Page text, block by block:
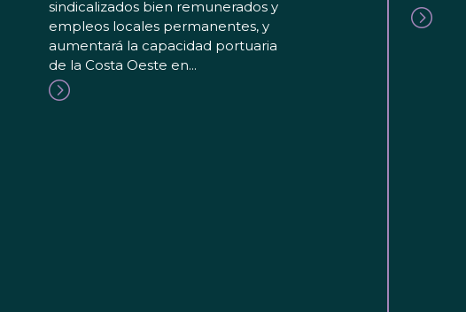
sindicalizados bien remunerados y
empleos locales permanentes, y
aumentará la capacidad portuaria
de la Costa Oeste en...